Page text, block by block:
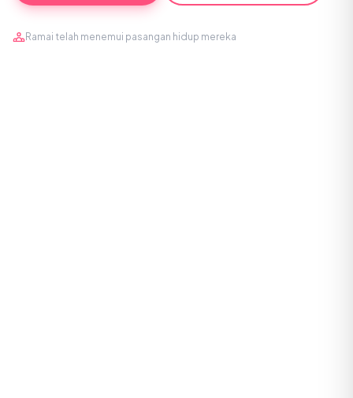
Ramai telah menemui pasangan hidup mereka